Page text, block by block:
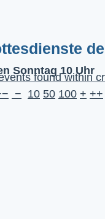
Sonntag 10 Uhr
found within
− 10 50 100 + ++